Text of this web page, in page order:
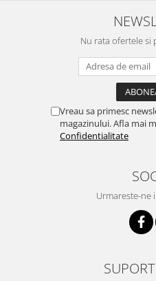
Nu rata ofertele
Vreau sa primesc
magazinului. Afla mai
Confidentialitate
Urmareste-ne